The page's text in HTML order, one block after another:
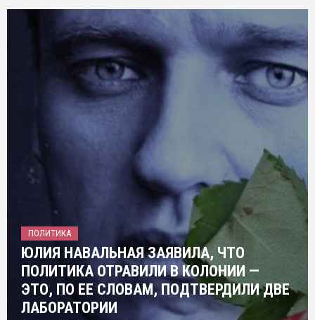
ПОЛИТИКА
ЮЛИЯ НАВАЛЬНАЯ ЗАЯВИЛА, ЧТО
ПОЛИТИКА ОТРАВИЛИ В КОЛОНИИ —
ЭТО, ПО ЕЕ СЛОВАМ, ПОДТВЕРДИЛИ ДВЕ
ЛАБОРАТОРИИ